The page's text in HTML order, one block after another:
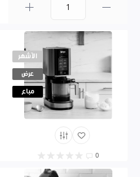
الأشهر
عرض
مباع
0